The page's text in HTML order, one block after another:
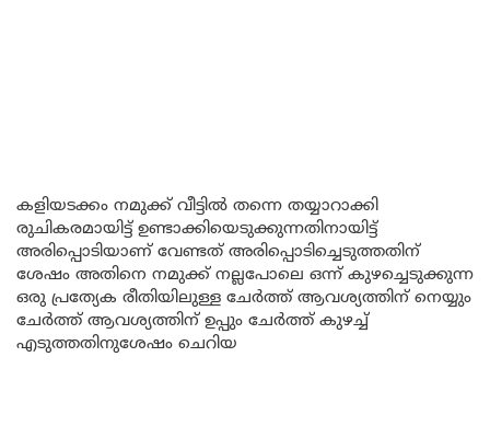
കളിയടക്കം നമുക്ക് വീട്ടിൽ തന്നെ തയ്യാറാക്കി
രുചികരമായിട്ട് ഉണ്ടാക്കിയെടുക്കുന്നതിനായിട്ട്
അരിപ്പൊടിയാണ് വേണ്ടത് അരിപ്പൊടിച്ചെടുത്തതിന്
ശേഷം അതിനെ നമുക്ക് നല്ലപോലെ ഒന്ന് കുഴച്ചെടുക്കുന്ന
ഒരു പ്രത്യേക രീതിയിലുള്ള ചേർത്ത് ആവശ്യത്തിന് നെയ്യും
ചേർത്ത് ആവശ്യത്തിന് ഉപ്പും ചേർത്ത് കുഴച്ച്
എടുത്തതിനുശേഷം ചെറിയ